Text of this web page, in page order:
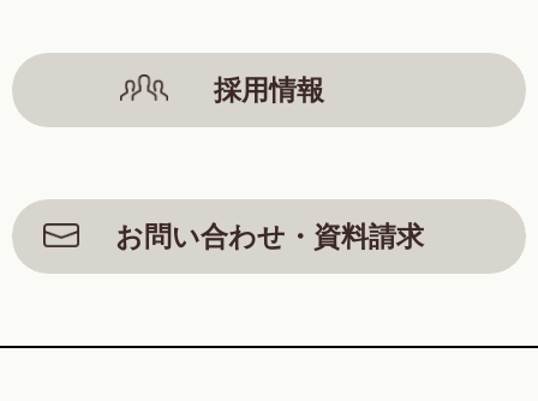
採用情報
お問い合わせ・資料請求